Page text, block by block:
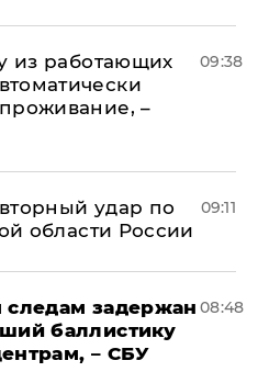
из работающих
–
09:38
удар по
области России
09:11
следам задержан
баллистику
– СБУ
08:48